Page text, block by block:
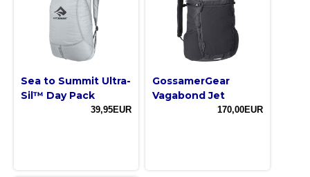
Sea to Summit Ultra-
Sil™ Day Pack
39,95EUR
GossamerGear
Vagabond Jet
170,00EUR